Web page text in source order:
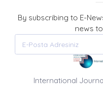
By subscribing to E-
news
International